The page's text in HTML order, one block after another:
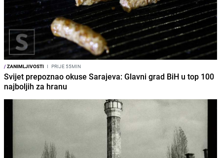
/ZANIMLJIVOSTI I PRIJE 55MIN
Svijet prepoznao okuse Sarajeva: Glavni grad BiH u top 100
najboljih za hranu